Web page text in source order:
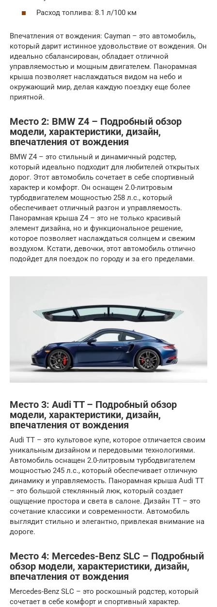
Расход топлива: 8.1 л/100 км
Впечатления от вождения: Cayman – это автомобиль,
который дарит истинное удовольствие от вождения. Он
идеально сбалансирован, обладает отличной
управляемостью и мощным двигателем. Панорамная
крыша позволяет наслаждаться видом на небо и
окружающий мир, делая каждую поездку еще более
приятной.
Место 2: BMW Z4 – Подробный обзор
модели, характеристики, дизайн,
впечатления от вождения
BMW Z4 – это стильный и динамичный родстер,
который идеально подходит для любителей открытых
дорог. Этот автомобиль сочетает в себе спортивный
характер и комфорт. Он оснащен 2.0-литровым
турбодвигателем мощностью 258 л.с., который
обеспечивает отличный разгон и управляемость.
Панорамная крыша Z4 – это не только красивый
элемент дизайна, но и функциональное решение,
которое позволяет наслаждаться солнцем и свежим
воздухом. Кстати, девочки, этот автомобиль отлично
подойдет для поездок по городу и за его пределами.
Место 3: Audi TT – Подробный обзор
модели, характеристики, дизайн,
впечатления от вождения
Audi TT – это культовое купе, которое отличается своим
уникальным дизайном и передовыми технологиями.
Автомобиль оснащен 2.0-литровым турбодвигателем
мощностью 245 л.с., который обеспечивает отличную
динамику и управляемость. Панорамная крыша Audi TT
– это большой стеклянный люк, который создает
ощущение простора и света в салоне. Дизайн TT – это
сочетание классики и современности. Автомобиль
выглядит стильно и элегантно, привлекая внимание на
дороге.
Место 4: Mercedes-Benz SLC – Подробный
обзор модели, характеристики, дизайн,
впечатления от вождения
Mercedes-Benz SLC – это роскошный родстер, который
сочетает в себе комфорт и спортивный характер.